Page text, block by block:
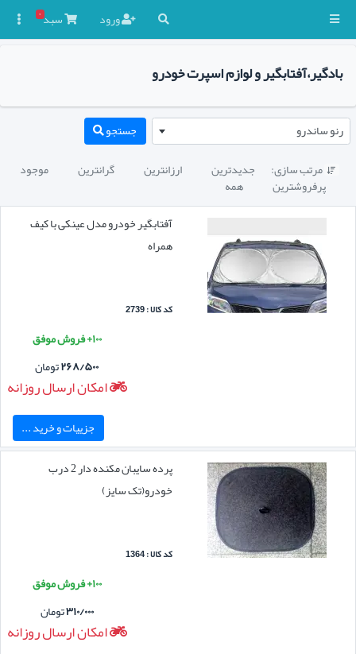
ورود سبد۰
بادگیر،آفتابگیر و لوازم اسپرت خودرو
رنو ساندرو جستجو
 مرتب سازی: جدیدترین ارزانترین گرانترین موجود
پرفروشترین
همه
آفتابگیر خودرو مدل عینکی با کیف
همراه
کد کالا : 2739
۱۰۰+ فروش موفق
۲۶۸/۵۰۰تومان
امکان ارسال روزانه
جزییات و خرید ...
پرده سایبان مکنده دار 2 درب
خودرو(تک سایز)
کد کالا : 1364
۱۰۰+ فروش موفق
۳۱۰/۰۰۰تومان
امکان ارسال روزانه